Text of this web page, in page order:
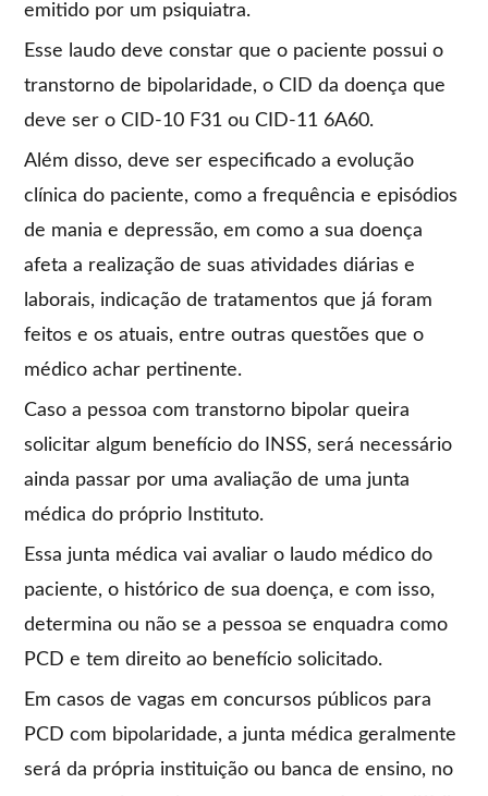
emitido por um psiquiatra.
Esse laudo deve constar que o paciente possui o
transtorno de bipolaridade, o CID da doença que
deve ser o CID-10 F31 ou CID-11 6A60.
Além disso, deve ser especificado a evolução
clínica do paciente, como a frequência e episódios
de mania e depressão, em como a sua doença
afeta a realização de suas atividades diárias e
laborais, indicação de tratamentos que já foram
feitos e os atuais, entre outras questões que o
médico achar pertinente.
Caso a pessoa com transtorno bipolar queira
solicitar algum benefício do INSS, será necessário
ainda passar por uma avaliação de uma junta
médica do próprio Instituto.
Essa junta médica vai avaliar o laudo médico do
paciente, o histórico de sua doença, e com isso,
determina ou não se a pessoa se enquadra como
PCD e tem direito ao benefício solicitado.
Em casos de vagas em concursos públicos para
PCD com bipolaridade, a junta médica geralmente
será da própria instituição ou banca de ensino, no